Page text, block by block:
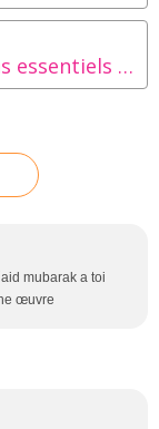
Les conseils de ummi : les besoins essentiels de l'enfant
mubarak a toi
œuvre